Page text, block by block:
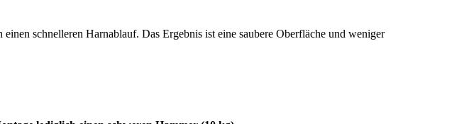
schnelleren Harnablauf. Das Ergebnis ist eine saubere Oberfläche und weniger